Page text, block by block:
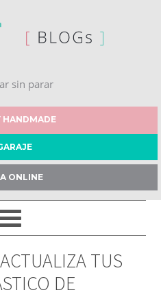
sin parar
HANDMADE
ONLINE
TUS
DE